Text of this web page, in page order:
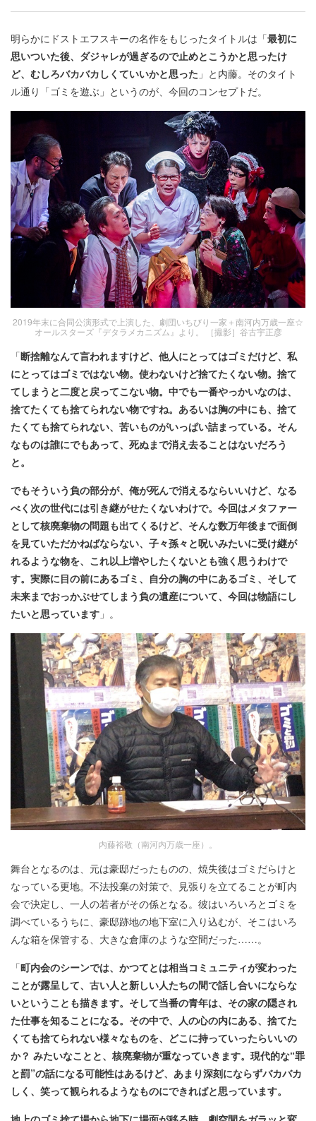
明らかにドストエフスキーの名作をもじったタイトルは「最初に
思いついた後、ダジャレが過ぎるので止めとこうかと思ったけ
ど、むしろバカバカしくていいかと思った 」と内藤。そのタイト
ル通り「ゴミを遊ぶ」というのが、今回のコンセプトだ。
2019年末に合同公演形式で上演した、劇団いちびり一家＋南河内万歳一座☆
オールスターズ『デタラメカニズム』より。 ［撮影］谷古宇正彦
「断捨離なんて言われますけど、他人にとってはゴミだけど、私
にとってはゴミではない物。使わないけど捨てたくない物。捨て
てしまうと二度と戻ってこない物。中でも一番やっかいなのは、
捨てたくても捨てられない物ですね。あるいは胸の中にも、捨て
たくても捨てられない、苦いものがいっぱい詰まっている。そん
なものは誰にでもあって、死ぬまで消え去ることはないだろう
と。
でもそういう負の部分が、俺が死んで消えるならいいけど、なる
べく次の世代には引き継がせたくないわけで。今回はメタファー
として核廃棄物の問題も出てくるけど、そんな数万年後まで面倒
を見ていただかねばならない、子々孫々と呪いみたいに受け継が
れるような物を、これ以上増やしたくないとも強く思うわけで
す。実際に目の前にあるゴミ、自分の胸の中にあるゴミ、そして
未来までおっかぶせてしまう負の遺産について、今回は物語にし
たいと思っています 」。
内藤裕敬（南河内万歳一座）。
舞台となるのは、元は豪邸だったものの、焼失後はゴミだらけと
なっている更地。不法投棄の対策で、見張りを立てることが町内
会で決定し、一人の若者がその係となる。彼はいろいろとゴミを
調べているうちに、豪邸跡地の地下室に入り込むが、そこはいろ
んな箱を保管する、大きな倉庫のような空間だった……。
「町内会のシーンでは、かつてとは相当コミュニティが変わった
ことが露呈して、古い人と新しい人たちの間で話し合いにならな
いということも描きます。そして当番の青年は、その家の隠され
た仕事を知ることになる。その中で、人の心の内にある、捨てた
くても捨てられない様々なものを、どこに持っていったらいいの
か？ みたいなことと、核廃棄物が重なっていきます。現代的な“罪
と罰”の話になる可能性はあるけど、あまり深刻にならずバカバカ
しく、笑って観られるようなものにできればと思っています。